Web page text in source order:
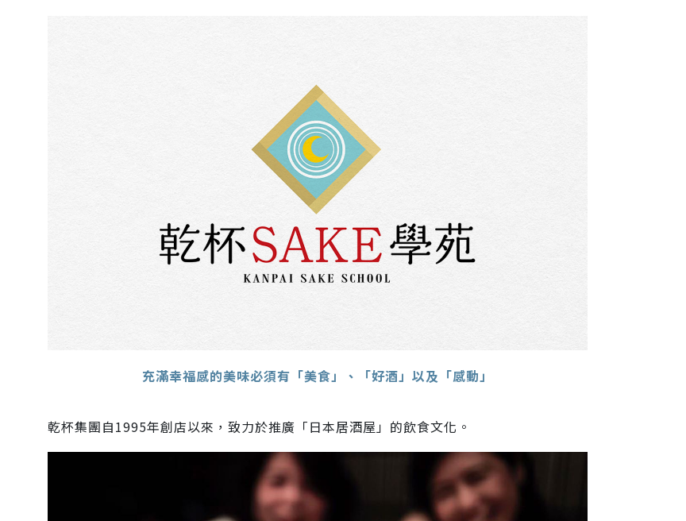
充滿幸福感的美味必須有「美食」、「好酒」以及「感動」
乾杯集團自1995年創店以來，致力於推廣「日本居酒屋」的飲食文化。